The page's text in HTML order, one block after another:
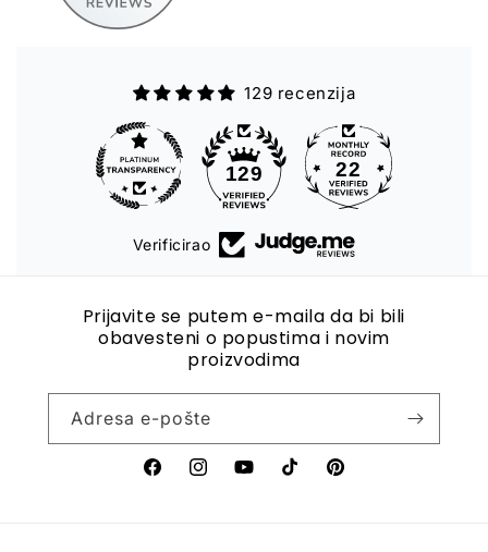
129 recenzija
129 22
Verificirao
Prijavite se putem e-maila da bi bili
obavesteni o popustima i novim
proizvodima
Adresa e-pošte
FacebookInstagramYouTubeTikTok Pinterest